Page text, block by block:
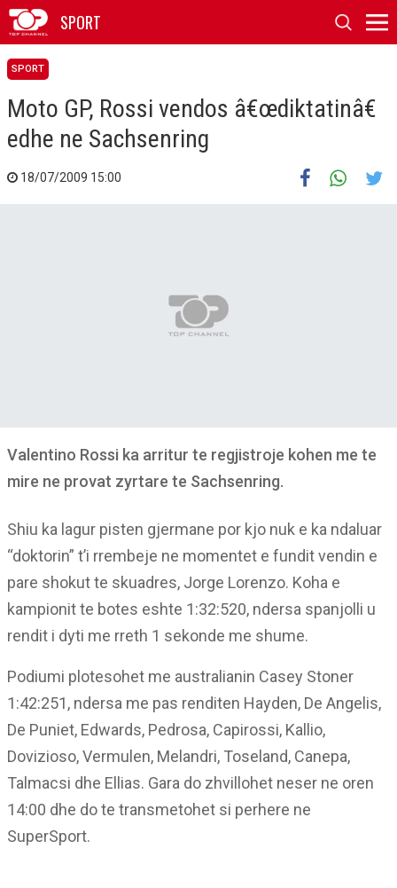
SPORT
SPORT
Moto GP, Rossi vendos â€œdiktatinâ€
edhe ne Sachsenring
18/07/2009 15:00
Valentino Rossi ka arritur te regjistroje kohen me te
mire ne provat zyrtare te Sachsenring.
Shiu ka lagur pisten gjermane por kjo nuk e ka ndaluar
“doktorin” t’i rrembeje ne momentet e fundit vendin e
pare shokut te skuadres, Jorge Lorenzo. Koha e
kampionit te botes eshte 1:32:520, ndersa spanjolli u
rendit i dyti me rreth 1 sekonde me shume.
Podiumi plotesohet me australianin Casey Stoner
1:42:251, ndersa me pas renditen Hayden, De Angelis,
De Puniet, Edwards, Pedrosa, Capirossi, Kallio,
Dovizioso, Vermulen, Melandri, Toseland, Canepa,
Talmacsi dhe Ellias. Gara do zhvillohet neser ne oren
14:00 dhe do te transmetohet si perhere ne
SuperSport.